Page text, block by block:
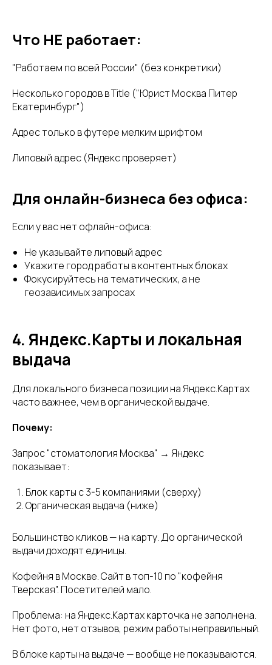
Что НЕ работает:
"Работаем по всей России" (без конкретики)
Несколько городов в Title ("Юрист Москва Питер
Екатеринбург")
Адрес только в футере мелким шрифтом
Липовый адрес (Яндекс проверяет)
Для онлайн-бизнеса без офиса:
Если у вас нет офлайн-офиса:
Не указывайте липовый адрес
Укажите город работы в контентных блоках
Фокусируйтесь на тематических, а не
геозависимых запросах
4. Яндекс.Карты и локальная
выдача
Для локального бизнеса позиции на Яндекс.Картах
часто важнее, чем в органической выдаче.
Почему:
Запрос "стоматология Москва" → Яндекс
показывает:
Блок карты с 3-5 компаниями (сверху)
Органическая выдача (ниже)
Большинство кликов — на карту. До органической
выдачи доходят единицы.
Кофейня в Москве. Сайт в топ-10 по "кофейня
Тверская". Посетителей мало.
Проблема: на Яндекс.Картах карточка не заполнена.
Нет фото, нет отзывов, режим работы неправильный.
В блоке карты на выдаче — вообще не показываются.